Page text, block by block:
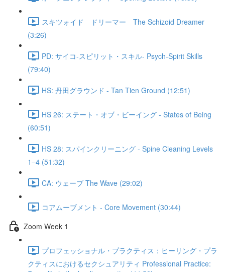
スキツォイド ドリーマー The Schizoid Dreamer
(3:26)
PD: サイコ‐スピリット・スキル- Psych-Spirit Skills
(79:40)
HS: 丹田グラウンド - Tan Tien Ground (12:51)
HS 26: ステート・オブ・ビーイング - States of Being
(60:51)
HS 28: スパインクリーニング - Spine Cleaning Levels
1–4 (51:32)
CA: ウェーブ The Wave (29:02)
コアムーブメント - Core Movement (30:44)
Zoom Week 1
プロフェッショナル・プラクティス：ヒーリング・プラ
クティスにおけるセクシュアリティ Professional Practice: